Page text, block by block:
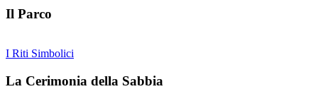
Il Parco
I Riti Simbolici
La Cerimonia della Sabbia